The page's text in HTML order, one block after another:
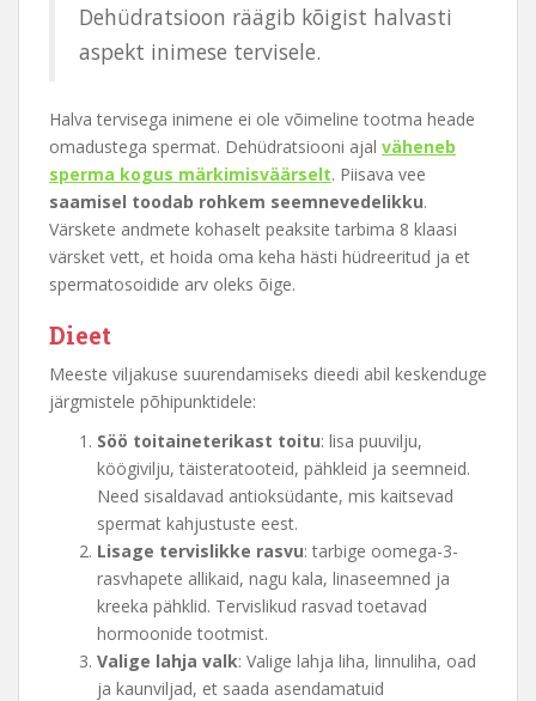
Dehüdratsioon räägib kõigist halvasti
aspekt inimese tervisele.
Halva tervisega inimene ei ole võimeline tootma heade
omadustega spermat. Dehüdratsiooni ajal väheneb
sperma kogus märkimisväärselt. Piisava vee
saamisel toodab rohkem seemnevedelikku.
Värskete andmete kohaselt peaksite tarbima 8 klaasi
värsket vett, et hoida oma keha hästi hüdreeritud ja et
spermatosoidide arv oleks õige.
Dieet
Meeste viljakuse suurendamiseks dieedi abil keskenduge
järgmistele põhipunktidele:
Söö toitaineterikast toitu: lisa puuvilju,
köögivilju, täisteratooteid, pähkleid ja seemneid.
Need sisaldavad antioksüdante, mis kaitsevad
spermat kahjustuste eest.
Lisage tervislikke rasvu: tarbige oomega-3-
rasvhapete allikaid, nagu kala, linaseemned ja
kreeka pähklid. Tervislikud rasvad toetavad
hormoonide tootmist.
Valige lahja valk: Valige lahja liha, linnuliha, oad
ja kaunviljad, et saada asendamatuid